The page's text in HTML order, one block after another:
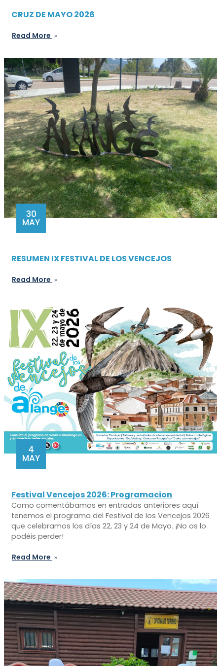
CRUZ DE MAYO 2026
Read More
30
MAY
RESUMEN IX FESTIVAL DE LOS VENCEJOS
Read More
4
MAY
Festival Vencejos 2026: Programacion
Como comentábamos en entradas anteriores aquí
tenemos el programa del Festival de los Vencejos 2026
que celebramos los días 22, 23 y 24 de Mayo. ¡No os lo
podéis perder!
Read More